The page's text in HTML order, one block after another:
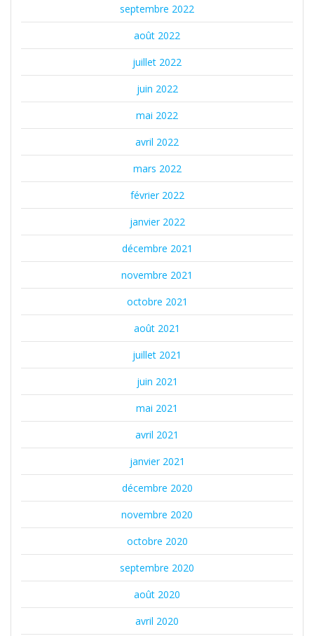
septembre 2022
août 2022
juillet 2022
juin 2022
mai 2022
avril 2022
mars 2022
février 2022
janvier 2022
décembre 2021
novembre 2021
octobre 2021
août 2021
juillet 2021
juin 2021
mai 2021
avril 2021
janvier 2021
décembre 2020
novembre 2020
octobre 2020
septembre 2020
août 2020
avril 2020